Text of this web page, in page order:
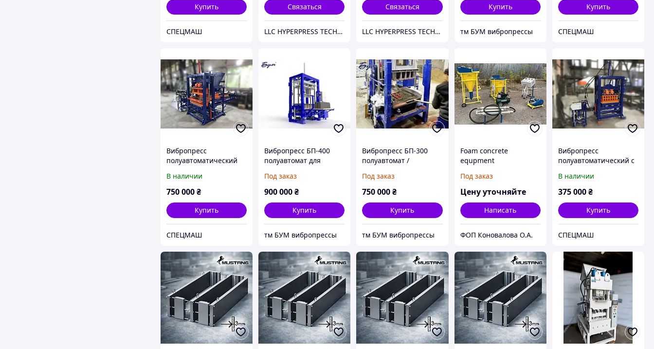
Купить
СПЕЦМАШ
Связаться
LLC HYPERPRESS TECHNOLOGIES
кирпича.Связаться
LLC HYPERPRESS TECHNOLOGIES
Купить
тм БУМ вибропрессы
Купить
СПЕЦМАШ
Вибропресс
полуавтоматический
и блоков ВП-25М
СПЕЦМАШ
В наличии
750 000₴
Купить
СПЕЦМАШ
Вибропресс БП-400
полуавтомат для
тротуарной плитки,
блоков, бордюров
Под заказ
900 000₴
Купить
тм БУМ вибропрессы
Вибропресс БП-300
полуавтомат /
производства
тротуарной плитки,
Под заказ
750 000₴
Купить
тм БУМ вибропрессы
Foam concrete
equpment
Под заказ
Цену уточняйте
Написать
ФОП Коновалова О.А.
Вибропресс
полуавтоматический с
смеси ВП-15 СПЕЦМАШ
В наличии
375 000₴
Купить
СПЕЦМАШ